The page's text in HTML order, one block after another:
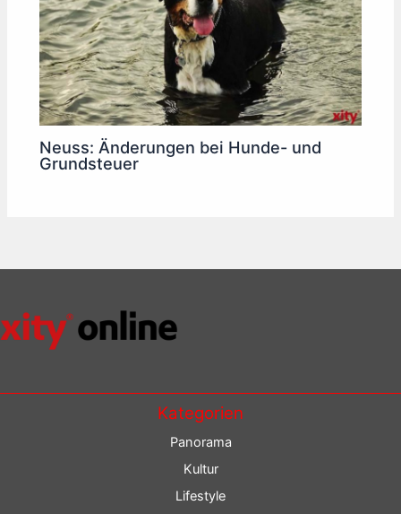
Neuss: Änderungen bei Hunde- und
Grundsteuer
Kategorien
Panorama
Kultur
Lifestyle